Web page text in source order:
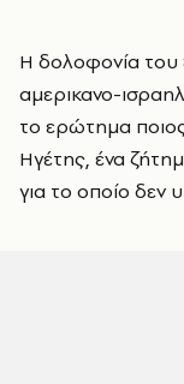
Η δολοφονία του
αμερικανο-
το ερώτημα
Ηγέτης, ένα
για το οποίο δεν